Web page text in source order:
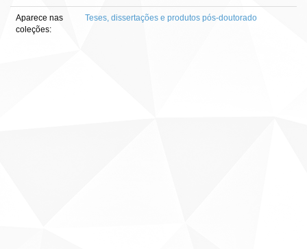
Aparece nas
coleções:
Teses, dissertações e produtos pós-doutorado